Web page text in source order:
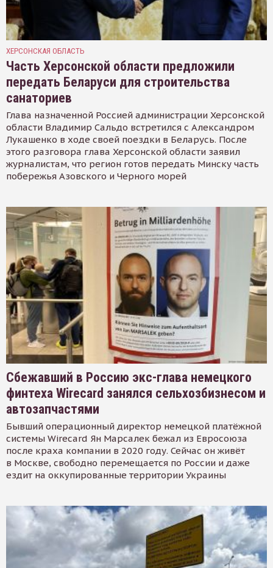
ХЕРСОНСКАЯ ОБЛАСТЬ
Часть Херсонской области предложили
передать Беларуси для строительства
санаториев
Глава назначенной Россией администрации Херсонской
области Владимир Сальдо встретился с Александром
Лукашенко в ходе своей поездки в Беларусь. После
этого разговора глава Херсонской области заявил
журналистам, что регион готов передать Минску часть
побережья Азовского и Черного морей
Сбежавший в Россию экс-глава немецкого
финтеха Wirecard занялся сельхозбизнесом и
автозапчастями
Бывший операционный директор немецкой платёжной
системы Wirecard Ян Марсалек бежал из Евросоюза
после краха компании в 2020 году. Сейчас он живёт
в Москве, свободно перемещается по России и даже
ездит на оккупированные территории Украины